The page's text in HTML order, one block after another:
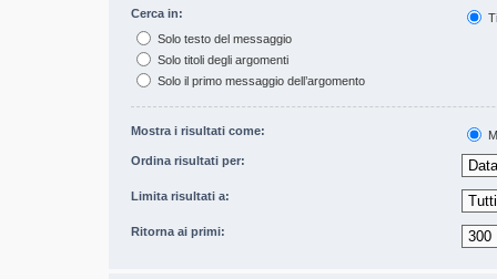
Cerca in:
Solo testo del messaggio
Solo titoli degli argomenti
Solo il primo messaggio dell’argomento
Mostra i risultati come:
Ordina risultati per:
Limita risultati a:
Ritorna ai primi: